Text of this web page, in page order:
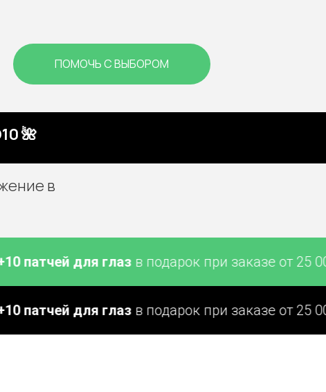
ПОМОЧЬ С ВЫБОРОМ
🌺
в
для глазв подарок при заказе от 25 000 ₽
для глазв подарок при заказе от 25 000 ₽